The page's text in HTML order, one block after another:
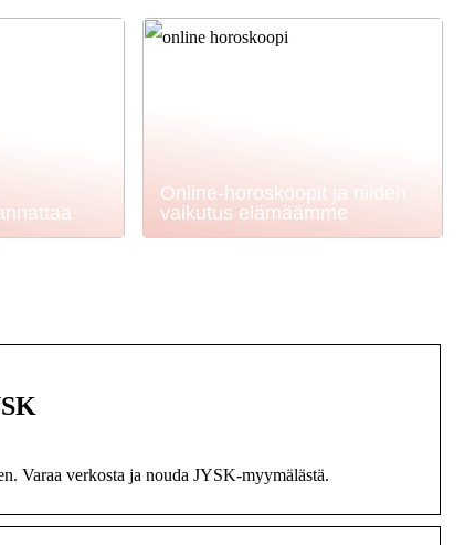
Online-horoskoopit ja niiden
vaikutus elämäämme
Varaa verkosta ja nouda JYSK-myymälästä.